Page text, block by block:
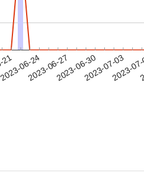
06-24
2023-06-272023-06-302023-07-03
2023-